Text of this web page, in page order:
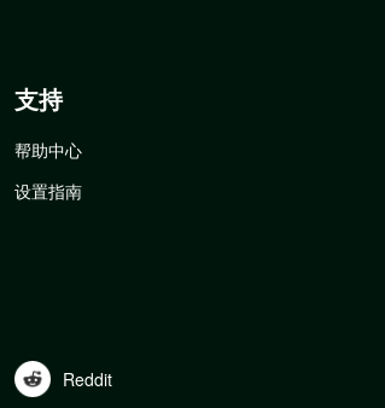
支持
帮助中心
设置指南
Reddit